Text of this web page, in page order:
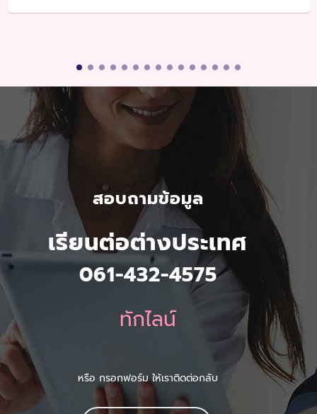
สอบถามข้อมูล
เรียนต่อต่างประเทศ
061-432-4575
ทักไลน์
หรือ กรอกฟอร์ม ให้เราติดต่อกลับ